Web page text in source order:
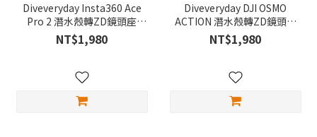
Diveveryday Insta360 Ace
Pro 2 潛水殼轉ZD鏡頭座
#DED-ACP2-ZD
NT$1,980
Diveveryday DJI OSMO
ACTION 潛水殼轉ZD鏡頭座
#DED-OA5-ZD
NT$1,980